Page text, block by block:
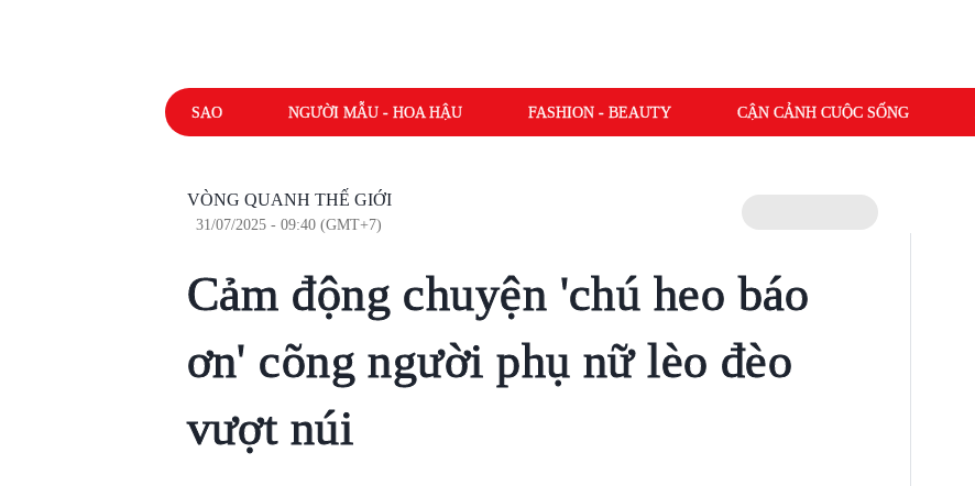
SAO NGƯỜI MẪU - HOA HẬU FASHION - BEAUTY CẬN CẢNH CUỘC SỐNG
VÒNG QUANH THẾ GIỚI
31/07/2025 - 09:40 (GMT+7)
Cảm động chuyện 'chú heo báo
ơn' cõng người phụ nữ lèo đèo
vượt núi